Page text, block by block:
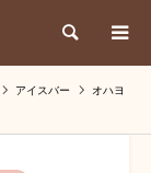
検索
アイスバー
オハヨ